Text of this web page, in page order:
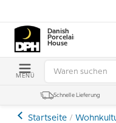
Danish
Porcelain
House
MENÜ
Schnelle Lieferung
Startseite